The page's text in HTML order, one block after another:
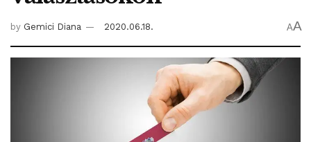
by Gemici Diana 2020.06.18. AA